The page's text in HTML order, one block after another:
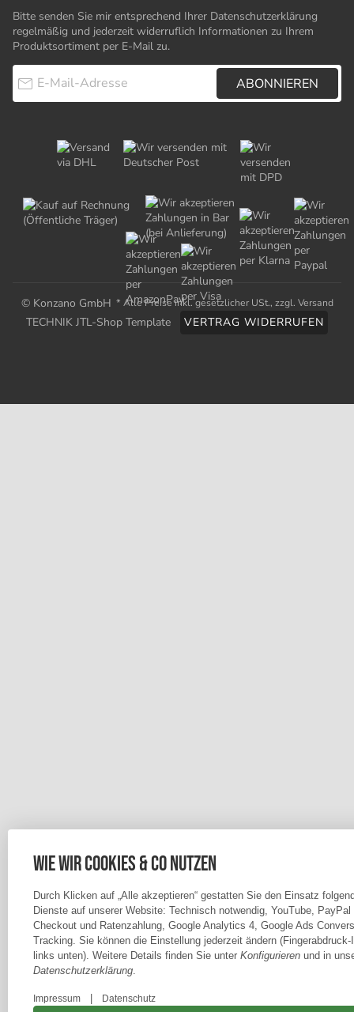
Bitte senden Sie mir entsprechend Ihrer Datenschutzerklärung
regelmäßig und jederzeit widerruflich Informationen zu Ihrem
Produktsortiment per E-Mail zu.
ABONNIEREN
© Konzano GmbH * Alle Preise inkl. gesetzlicher USt., zzgl. Versand
TECHNIK JTL-Shop Template VERTRAG WIDERRUFEN
Wie wir Cookies & Co nutzen
Durch Klicken auf „Alle akzeptieren“ gestatten Sie den Einsatz
Dienste auf unserer Website: Technisch notwendig, YouTube,
Checkout und Ratenzahlung, Google Analytics 4, Google Ads
Tracking. Sie können die Einstellung jederzeit ändern (Fingerabdruck-
links unten). Weitere Details finden Sie unter Konfigurieren und in
Datenschutzerklärung.
Impressum Datenschutz